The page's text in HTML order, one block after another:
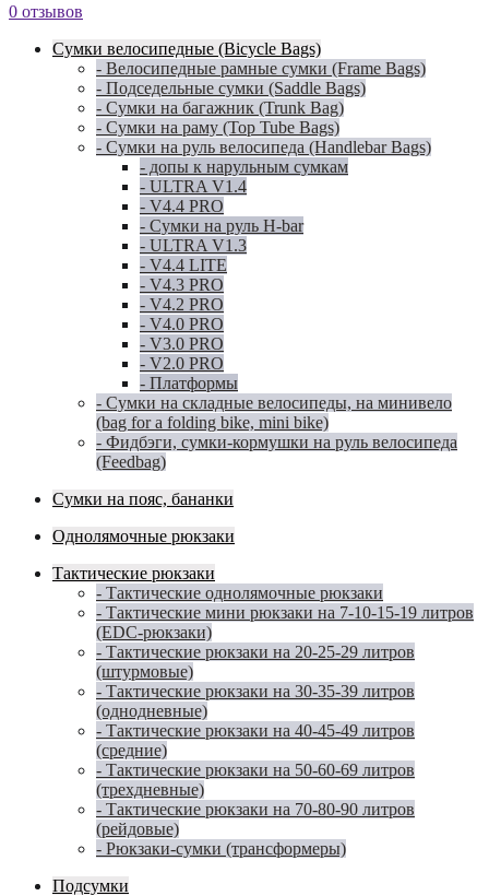
0 отзывов
Сумки велосипедные (Bicycle Bags)
- Велосипедные рамные сумки (Frame Bags)
- Подседельные сумки (Saddle Bags)
- Сумки на багажник (Trunk Bag)
- Сумки на раму (Top Tube Bags)
- Сумки на руль велосипеда (Handlebar Bags)
- допы к нарульным сумкам
- ULTRA V1.4
- V4.4 PRO
- Сумки на руль H-bar
- ULTRA V1.3
- V4.4 LITE
- V4.3 PRO
- V4.2 PRO
- V4.0 PRO
- V3.0 PRO
- V2.0 PRO
- Платформы
- Сумки на складные велосипеды, на минивело
(bag for a folding bike, mini bike)
- Фидбэги, сумки-кормушки на руль велосипеда
(Feedbag)
Сумки на пояс, бананки
Однолямочные рюкзаки
Тактические рюкзаки
- Тактические однолямочные рюкзаки
- Тактические мини рюкзаки на 7-10-15-19 литров
(EDC-рюкзаки)
- Тактические рюкзаки на 20-25-29 литров
(штурмовые)
- Тактические рюкзаки на 30-35-39 литров
(однодневные)
- Тактические рюкзаки на 40-45-49 литров
(средние)
- Тактические рюкзаки на 50-60-69 литров
(трехдневные)
- Тактические рюкзаки на 70-80-90 литров
(рейдовые)
- Рюкзаки-сумки (трансформеры)
Подсумки